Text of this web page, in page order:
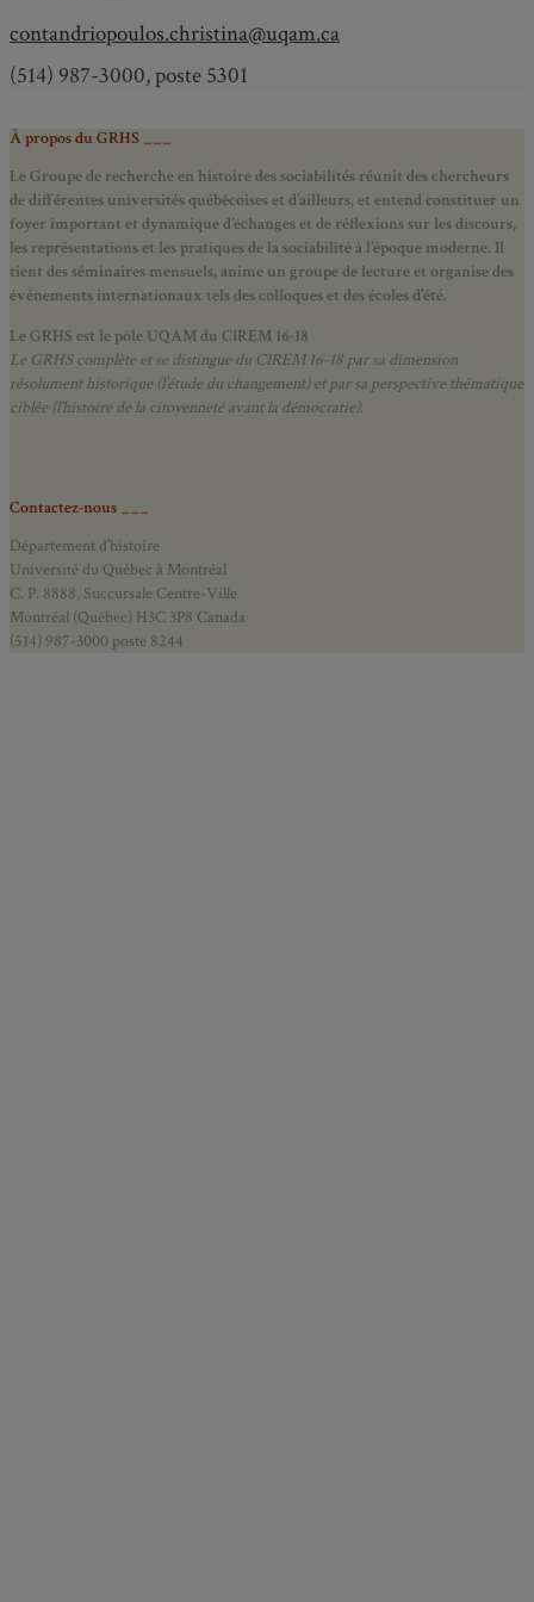
contandriopoulos.christina@uqam.ca
(514) 987-3000, poste 5301
À propos du GRHS ___
Le Groupe de recherche en histoire des sociabilités réunit des chercheurs
de différentes universités québécoises et d’ailleurs, et entend constituer un
foyer important et dynamique d’échanges et de réflexions sur les discours,
les représentations et les pratiques de la sociabilité à l’époque moderne. Il
tient des séminaires mensuels, anime un groupe de lecture et organise des
événements internationaux tels des colloques et des écoles d’été.
Le GRHS est le pôle UQAM du CIREM 16-18
Le GRHS complète et se distingue du CIREM 16-18 par sa dimension
résolument historique (l’étude du changement) et par sa perspective thématique
ciblée (l’histoire de la citoyenneté avant la démocratie).
Contactez-nous ___
Département d’histoire
Université du Québec à Montréal
C. P. 8888, Succursale Centre-Ville
Montréal (Québec) H3C 3P8 Canada
(514) 987-3000 poste 8244